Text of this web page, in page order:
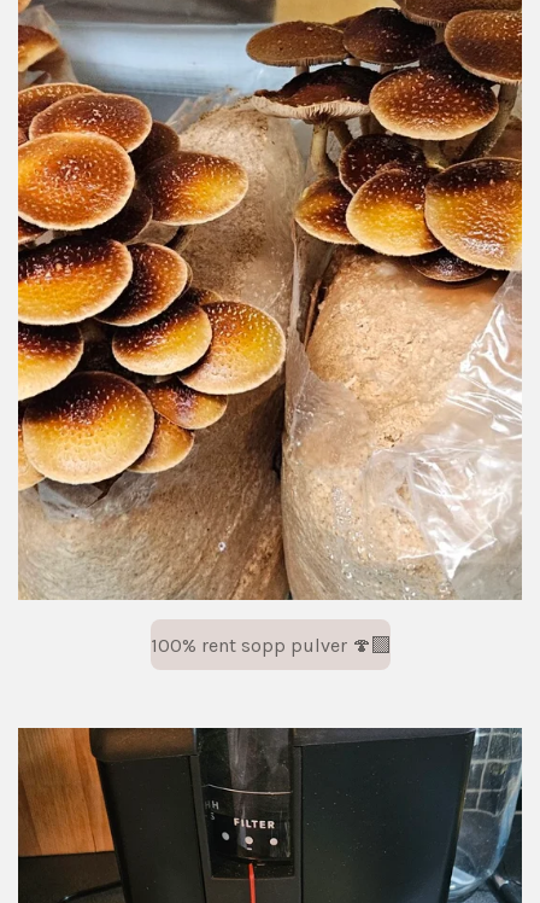
100% rent sopp pulver 🍄‍🟫